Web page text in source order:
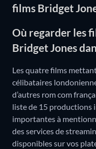
films Bridget
Où regarder les
Bridget Jones
Les quatre films
célibataires
d’autres rom com
liste de 15 productions
importantes à
des services de
disponibles sur vos